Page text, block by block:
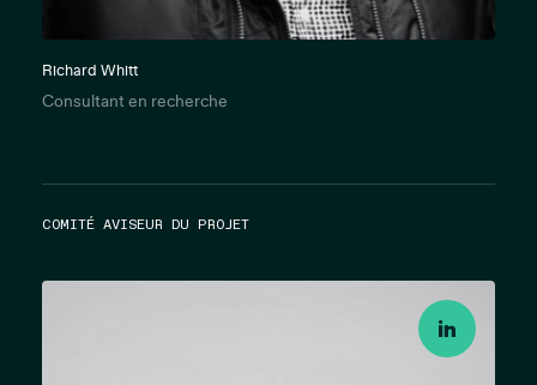
Richard Whitt
Consultant en recherche
COMITÉ AVISEUR DU PROJET